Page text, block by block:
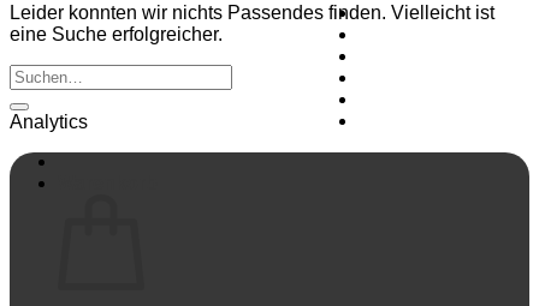
Shop
Leider konnten wir nichts Passendes finden. Vielleicht ist
eine Suche erfolgreicher.
Analytics